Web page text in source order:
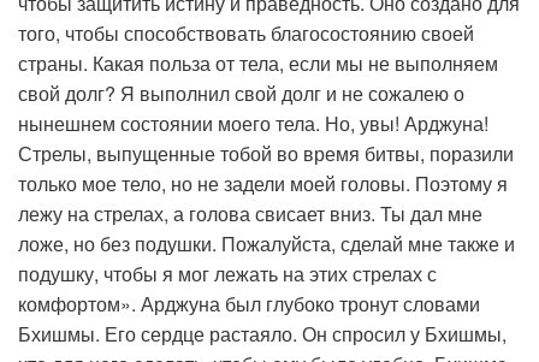
того, чтобы способствовать благосостоянию своей
страны. Какая польза от тела, если мы не выполняем
свой долг? Я выполнил свой долг и не сожалею о
нынешнем состоянии моего тела. Но, увы! Арджуна!
Стрелы, выпущенные тобой во время битвы, поразили
только мое тело, но не задели моей головы. Поэтому я
лежу на стрелах, а голова свисает вниз. Ты дал мне
ложе, но без подушки. Пожалуйста, сделай мне также и
подушку, чтобы я мог лежать на этих стрелах с
комфортом». Арджуна был глубоко тронут словами
Бхишмы. Его сердце растаяло. Он спросил у Бхишмы,